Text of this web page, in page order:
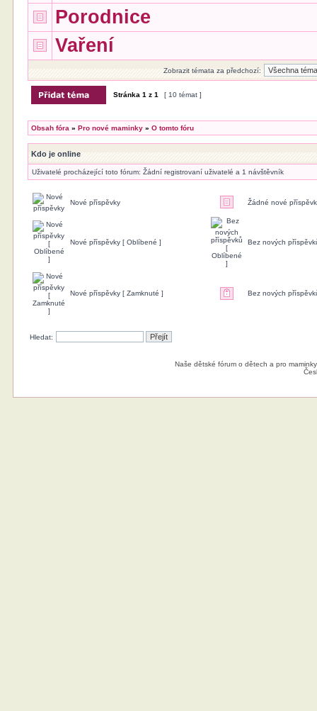
Porodnice
Vaření
Zobrazit témata za předchozí:
Stránka1 z1 [ 10 témat ]
Obsah fóra »Pro nové maminky »O tomto fóru
Kdo je online
Uživatelé procházející toto fórum: Žádní registrovaní uživatelé a 1 návštěvník
Nové příspěvky Žádné nové
Nové příspěvky [ Oblíbené ] Bez nových
Nové příspěvky [ Zamknuté ] Bez nových
Hledat:
Naše dětské fórum o dětech a pro